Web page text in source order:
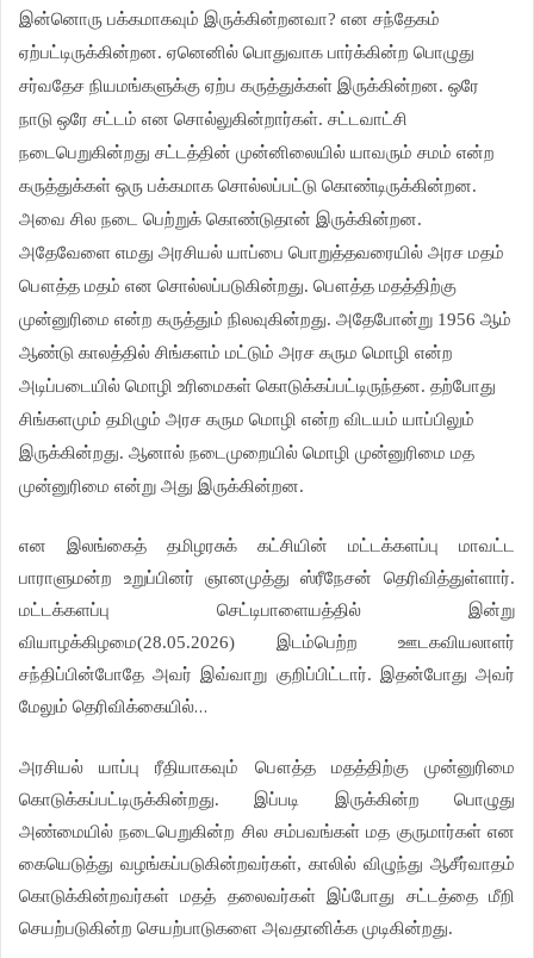
இன்னொரு பக்கமாகவும் இருக்கின்றனவா? என சந்தேகம்
ஏற்பட்டிருக்கின்றன. ஏனெனில் பொதுவாக பார்க்கின்ற பொழுது
சர்வதேச நியமங்களுக்கு ஏற்ப கருத்துக்கள் இருக்கின்றன. ஒரே
நாடு ஒரே சட்டம் என சொல்லுகின்றார்கள். சட்டவாட்சி
நடைபெறுகின்றது சட்டத்தின் முன்னிலையில் யாவரும் சமம் என்ற
கருத்துக்கள் ஒரு பக்கமாக சொல்லப்பட்டு கொண்டிருக்கின்றன.
அவை சில நடை பெற்றுக் கொண்டுதான் இருக்கின்றன.
அதேவேளை எமது அரசியல் யாப்பை பொறுத்தவரையில் அரச மதம்
பௌத்த மதம் என சொல்லப்படுகின்றது. பௌத்த மதத்திற்கு
முன்னுரிமை என்ற கருத்தும் நிலவுகின்றது. அதேபோன்று 1956 ஆம்
ஆண்டு காலத்தில் சிங்களம் மட்டும் அரச கரும மொழி என்ற
அடிப்படையில் மொழி உரிமைகள் கொடுக்கப்பட்டிருந்தன. தற்போது
சிங்களமும் தமிழும் அரச கரும மொழி என்ற விடயம் யாப்பிலும்
இருக்கின்றது. ஆனால் நடைமுறையில் மொழி முன்னுரிமை மத
முன்னுரிமை என்று அது இருக்கின்றன.
என இலங்கைத் தமிழரசுக் கட்சியின் மட்டக்களப்பு மாவட்ட
பாராளுமன்ற உறுப்பினர் ஞானமுத்து ஸ்ரீநேசன் தெரிவித்துள்ளார்.
மட்டக்களப்பு செட்டிபாளையத்தில் இன்று
வியாழக்கிழமை(28.05.2026) இடம்பெற்ற ஊடகவியலாளர்
சந்திப்பின்போதே அவர் இவ்வாறு குறிப்பிட்டார். இதன்போது அவர்
மேலும் தெரிவிக்கையில்…
அரசியல் யாப்பு ரீதியாகவும் பௌத்த மதத்திற்கு முன்னுரிமை
கொடுக்கப்பட்டிருக்கின்றது. இப்படி இருக்கின்ற பொழுது
அண்மையில் நடைபெறுகின்ற சில சம்பவங்கள் மத குருமார்கள் என
கையெடுத்து வழங்கப்படுகின்றவர்கள், காலில் விழுந்து ஆசீர்வாதம்
கொடுக்கின்றவர்கள் மதத் தலைவர்கள் இப்போது சட்டத்தை மீறி
செயற்படுகின்ற செயற்பாடுகளை அவதானிக்க முடிகின்றது.